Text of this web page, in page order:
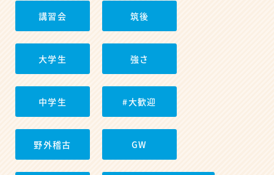
講習会 筑後
大学生 強さ
中学生 #大歓迎
野外稽古 GW